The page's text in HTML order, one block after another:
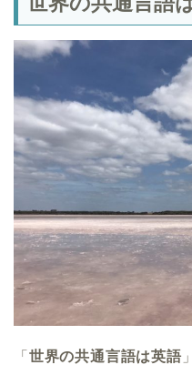
「 世界の共通言語は英語